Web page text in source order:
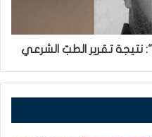
نتيجة تقرير الطبّ الشرعي